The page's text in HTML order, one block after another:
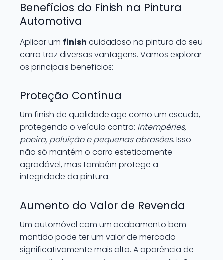
Benefícios do Finish na Pintura
Automotiva
Aplicar um finish cuidadoso na pintura do seu
carro traz diversas vantagens. Vamos explorar
os principais benefícios:
Proteção Contínua
Um finish de qualidade age como um escudo,
protegendo o veículo contra: intempéries,
poeira, poluição e pequenas abrasões. Isso
não só mantém o carro esteticamente
agradável, mas também protege a
integridade da pintura.
Aumento do Valor de Revenda
Um automóvel com um acabamento bem
mantido pode ter um valor de mercado
significativamente mais alto. A aparência de